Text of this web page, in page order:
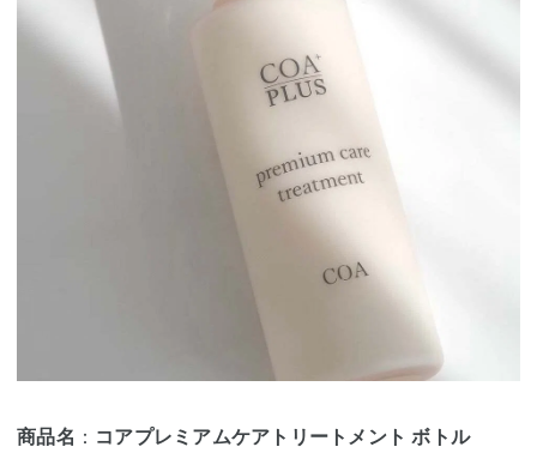
商品名 ： コアプレミアムケアトリートメント ボトル